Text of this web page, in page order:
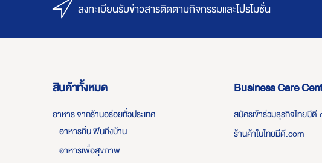
ลงทะเบียนรับข่าวสารติดตามกิจกรรมและโปรโมชั่น
สินค้าทั้งหมด
อาหาร จากร้านอร่อยทั่วประเทศ
อาหารถิ่น ฟินถึงบ้าน
อาหารเพื่อสุขภาพ
Business Care
สมัครเข้าร่วมธุรกิจไทยมีดี
ร้านค้าในไทยมีดี.com